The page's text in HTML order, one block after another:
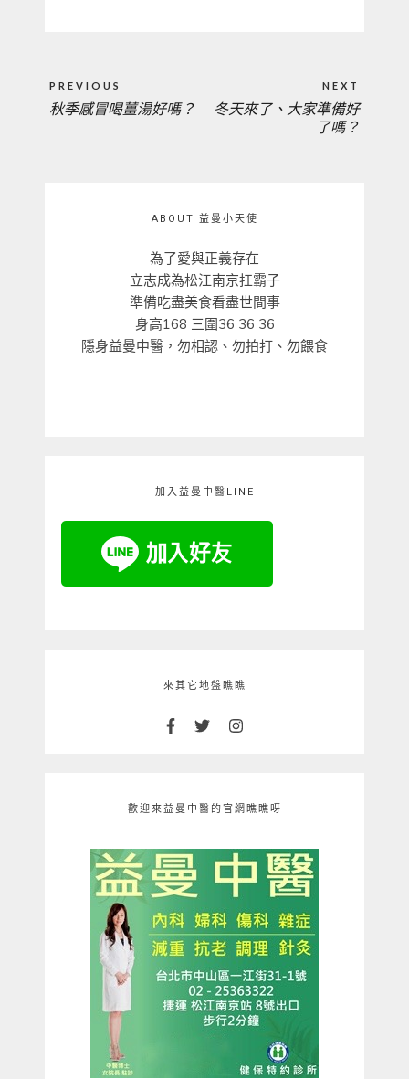
章
導
PREVIOUS
PREVIOUS
秋季感冒喝薑湯好嗎？
NEXT
冬天來了、大家準備好
了嗎？
ABOUT 益曼小天使
為了愛與正義存在
立志成為松江南京扛霸子
準備吃盡美食看盡世間事
身高168 三圍36 36 36
隱身益曼中醫，勿相認、勿拍打、勿餵食
加入益曼中醫LINE
來其它地盤瞧瞧
歡迎來益曼中醫的官網瞧瞧呀